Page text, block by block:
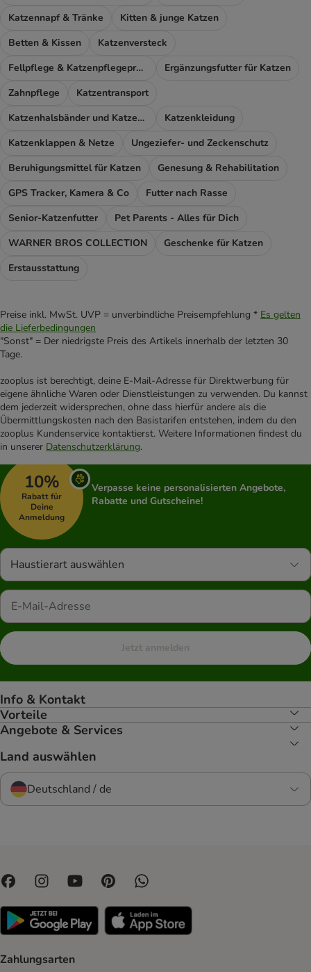
Katzennapf & Tränke
Kitten & junge Katzen
Betten & Kissen
Katzenversteck
Fellpflege & Katzenpflegeprodukte
Ergänzungsfutter für Katzen
Zahnpflege
Katzentransport
Katzenhalsbänder und Katzengeschirr
Katzenkleidung
Katzenklappen & Netze
Ungeziefer- und Zeckenschutz
Beruhigungsmittel für Katzen
Genesung & Rehabilitation
GPS Tracker, Kamera & Co
Futter nach Rasse
Senior-Katzenfutter
Pet Parents - Alles für Dich
WARNER BROS COLLECTION
Geschenke für Katzen
Erstausstattung
Preise inkl. MwSt. UVP = unverbindliche Preisempfehlung * Es gelten
die Lieferbedingungen
"Sonst" = Der niedrigste Preis des Artikels innerhalb der letzten 30
Tage.
zooplus ist berechtigt, deine E-Mail-Adresse für Direktwerbung für
eigene ähnliche Waren oder Dienstleistungen zu verwenden. Du kannst
dem jederzeit widersprechen, ohne dass hierfür andere als die
Übermittlungskosten nach den Basistarifen entstehen, indem du den
zooplus Kundenservice kontaktierst. Weitere Informationen findest du
in unserer Datenschutzerklärung.
10%
Rabatt für
Deine
Anmeldung
Verpasse keine personalisierten Angebote,
Rabatte und Gutscheine!
Haustierart auswählen
Jetzt anmelden
Info & Kontakt
Vorteile
Angebote & Services
Land auswählen
Deutschland / de
Zahlungsarten